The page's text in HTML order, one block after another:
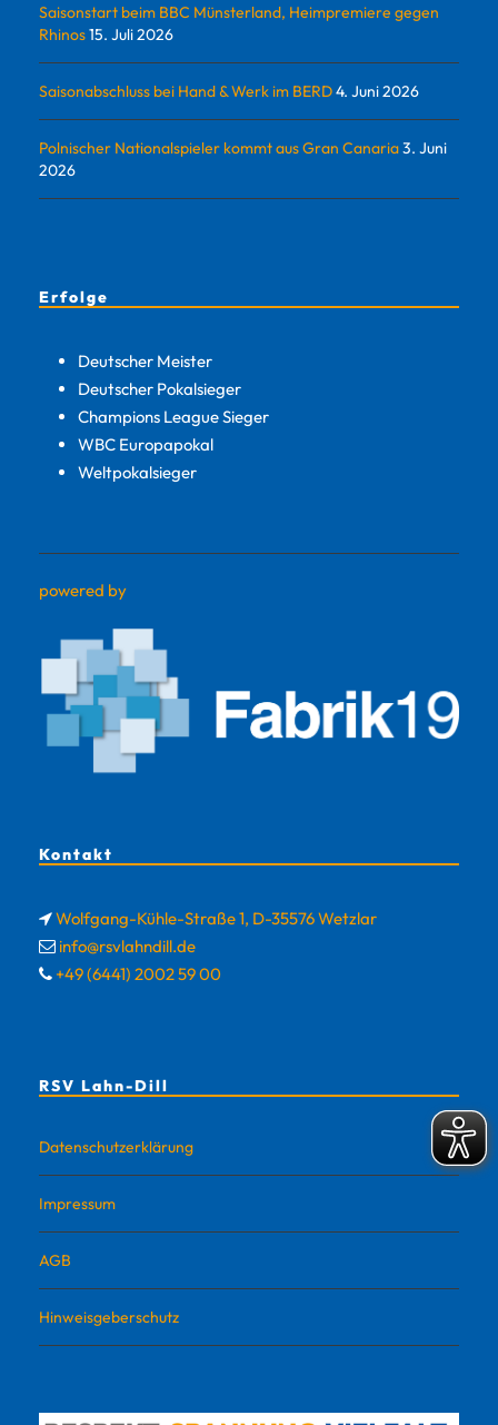
Saisonstart beim BBC Münsterland, Heimpremiere gegen
Rhinos15. Juli 2026
Saisonabschluss bei Hand & Werk im BERD4. Juni 2026
Polnischer Nationalspieler kommt aus Gran Canaria3. Juni
2026
Erfolge
Deutscher Meister
Deutscher Pokalsieger
Champions League Sieger
WBC Europapokal
Weltpokalsieger
powered by
Kontakt
Wolfgang-Kühle-Straße 1, D-35576 Wetzlar
info@rsvlahndill.de
+49 (6441) 2002 59 00
RSV Lahn-Dill
Datenschutzerklärung
Impressum
AGB
Hinweisgeberschutz